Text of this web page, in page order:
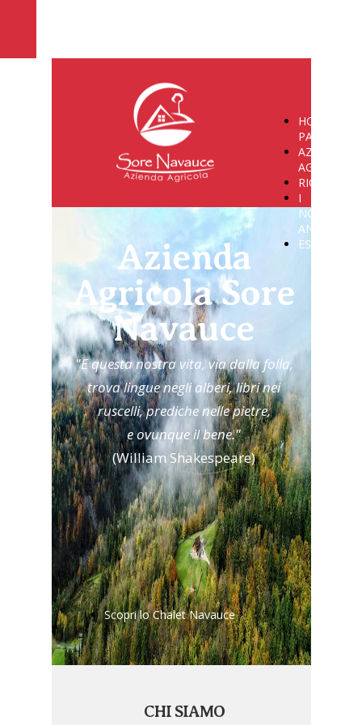
Azienda
Agricola Sore
Navauce
HOME
PAGE
AZIENDA
AGRICOLA
I
NOSTRI
ANIMALI
"E questa nostra vita, via dalla folla,
trova lingue negli alberi, libri nei
ruscelli, prediche nelle pietre,
e ovunque il bene."
(William Shakespeare)
Scopri lo Chalet Navauce
CHI SIAMO